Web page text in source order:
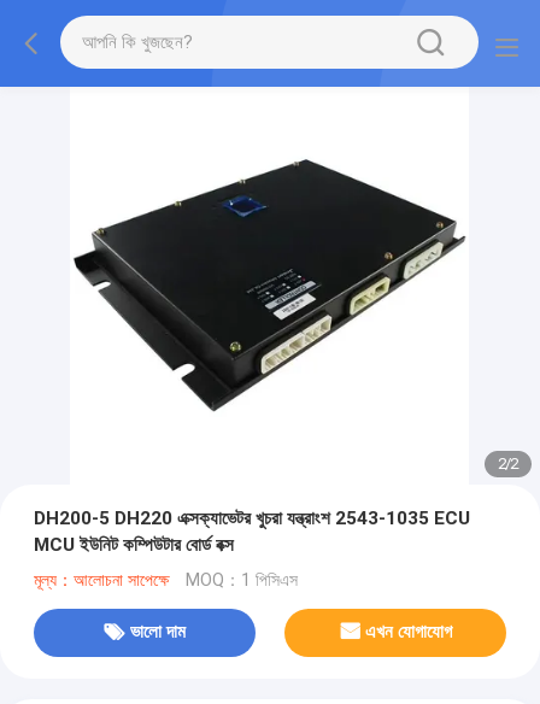
2/2
DH200-5 DH220 এক্সক্যাভেটর খুচরা যন্ত্রাংশ 2543-1035 ECU
MCU ইউনিট কম্পিউটার বোর্ড বক্স
মূল্য：আলোচনা সাপেক্ষে MOQ：1 পিসিএস
ভালো দাম এখন যোগাযোগ